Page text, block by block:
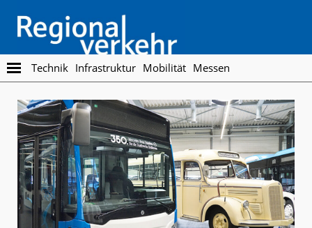
main
content
footer
Regionalverkehr
Die
Fachzeitschrift
den
Öffentlichen
Personennahverkehr
Technik Infrastruktur Mobilität Messen